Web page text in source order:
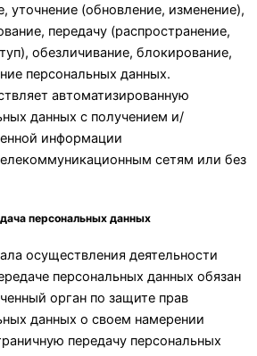
уточнение (обновление, изменение),
передачу (распространение,
обезличивание, блокирование,
персональных данных.
автоматизированную
данных с получением и/
информации
сетям или без
персональных данных
осуществления деятельности
персональных данных обязан
орган по защите прав
данных о своем намерении
передачу персональных